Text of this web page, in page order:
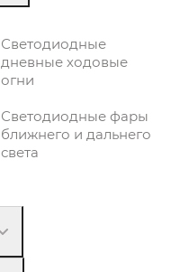
Светодиодные
дневные ходовые
огни
Светодиодные фары
ближнего и дальнего
света